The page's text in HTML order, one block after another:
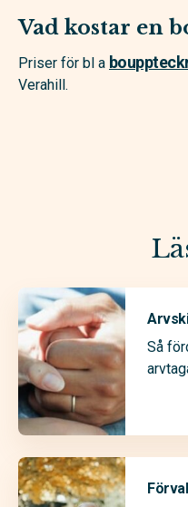
Vad kostar en
Priser för bl a
Verahill.
Så